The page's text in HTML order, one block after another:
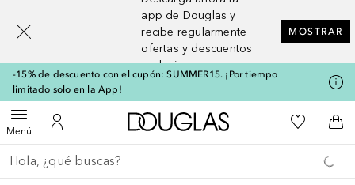
app de Douglas y
recibe regularmente
ofertas y descuentos
exclusivos
MOSTRAR
-15% de descuento con el cupón: SUMMER15. ¡Por tiempo
limitado solo en la App!
MenúAbrir menúMi cuenta
A Douglas HomeMi lista de
A
Regresar
Ejecutar búsqueda
[navigation.slideout.screenreader]